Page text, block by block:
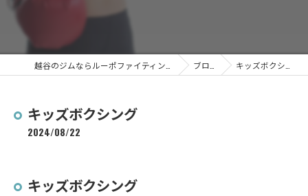
ブログ キッズボクシング
キッズボクシング
2024/08/22
キッズボクシング